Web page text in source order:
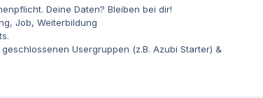
Deine Daten? Bleiben bei dir!
Job, Weiterbildung
Usergruppen (z.B. Azubi Starter) &